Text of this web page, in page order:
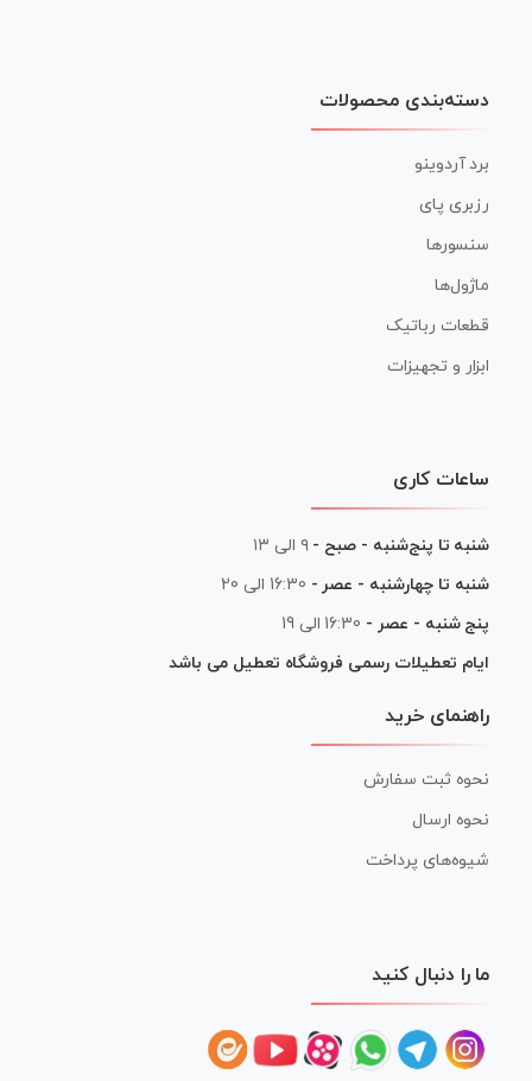
دسته‌بندی محصولات
برد آردوینو
رزبری پای
سنسورها
ماژول‌ها
قطعات رباتیک
ابزار و تجهیزات
ساعات کاری
شنبه تا پنج‌شنبه - صبح - ۹ الی ۱۳
شنبه تا چهارشنبه - عصر - 16:30 الی 20
پنج شنبه - عصر - 16:30 الی 19
ایام تعطیلات رسمی فروشگاه تعطیل می باشد
راهنمای خرید
نحوه ثبت سفارش
نحوه ارسال
شیوه‌های پرداخت
ما را دنبال کنید